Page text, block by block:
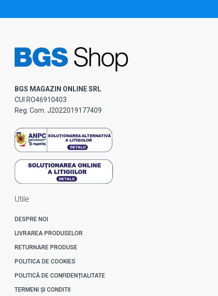
BGS MAGAZIN ONLINE SRL
CUI RO46910403
Reg. Com. J2022019177409
Utile
DESPRE NOI
LIVRAREA PRODUSELOR
RETURNARE PRODUSE
POLITICA DE COOKIES
POLITICĂ DE CONFIDENȚIALITATE
TERMENI ȘI CONDITII